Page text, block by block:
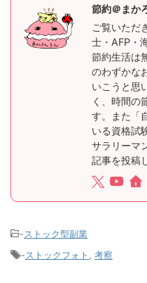
節約＠まか
ご覧いただ
士・AFP・
節約生活は
のわずかな
いこうと思
く、時間の
す。また「
いる資格試
サラリーマ
記事を投稿
-ストック型副業
-ストックフォト 考察